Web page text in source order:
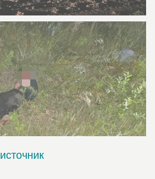
источник